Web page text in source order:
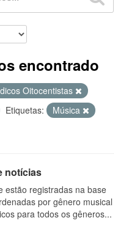
encontrado
Oitocentistas
Etiquetas:
Música
notícias
estão registradas na base
por gênero musical
para todos os gêneros...